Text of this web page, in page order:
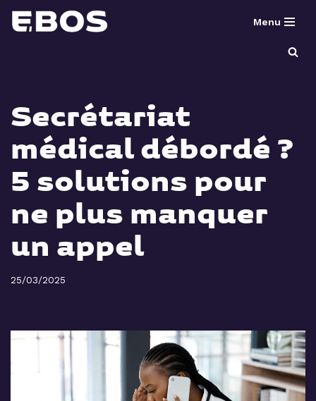
Menu
Secrétariat
médical débordé ?
5 solutions pour
ne plus manquer
un appel
25/03/2025